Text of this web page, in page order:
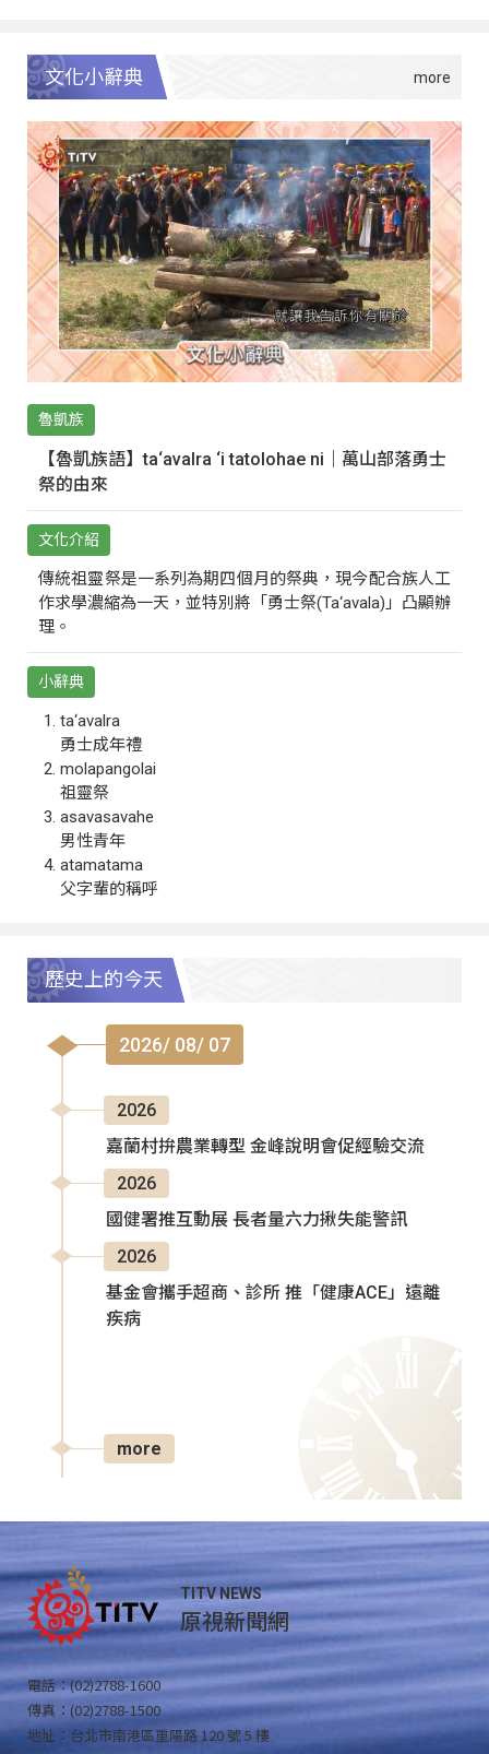
文化小辭典
魯凱族
【魯凱族語】ta‘avalra ‘i tatolohae ni｜萬山部落勇士
祭的由來
文化介紹
傳統祖靈祭是一系列為期四個月的祭典，現今配合族人工
作求學濃縮為一天，並特別將「勇士祭(Ta‘avala)」凸顯辦
理。
小辭典
ta‘avalra
勇士成年禮
molapangolai
祖靈祭
asavasavahe
男性青年
atamatama
父字輩的稱呼
歷史上的今天
2026/ 08/ 07
2026
嘉蘭村拚農業轉型 金峰說明會促經驗交流
2026
國健署推互動展 長者量六力揪失能警訊
2026
基金會攜手超商、診所 推「健康ACE」遠離
疾病
more
TITV NEWS
原視新聞網
電話：(02)2788-1600
傳真：(02)2788-1500
地址：台北市南港區重陽路 120 號 5 樓